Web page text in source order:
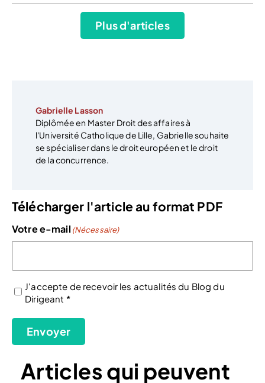
Plus d'articles
Gabrielle Lasson
Diplômée en Master Droit des affaires à
l'Université Catholique de Lille, Gabrielle souhaite
se spécialiser dans le droit européen et le droit
de la concurrence.
Télécharger l'article au format PDF
Votre e-mail (Nécessaire)
(Nécessaire)
J'accepte de recevoir les actualités du Blog du
Dirigeant *
Envoyer
Articles qui peuvent